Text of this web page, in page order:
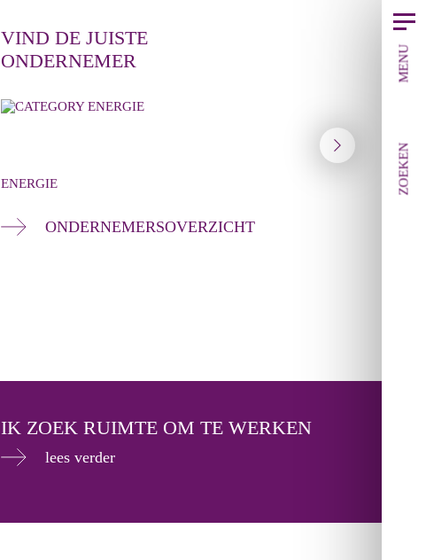
MENU
ZOEKEN
VIND DE JUISTE
ONDERNEMER
ENERGIE
ONDERNEMERSOVERZICHT
IK ZOEK RUIMTE OM TE WERKEN
lees verder